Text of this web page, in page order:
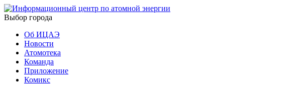
Выбор города
Об ИЦАЭ
Новости
Атомотека
Команда
Приложение
Комикс